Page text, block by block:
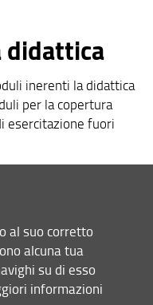
didattica
inerenti la didattica
per la copertura
esercitazione fuori
al
- rev.202607
al suo corretto
alcuna tua
su di esso
informazioni